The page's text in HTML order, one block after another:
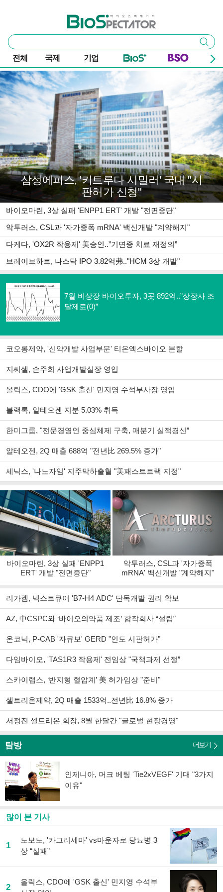
바이오스펙테이터
통
합
검
색
검색
전체 국제 기업
메인 탑뉴스
삼성에피스, '키트루다 시밀러' 국내 "시
판허가 신청"
바이오마린, 3상 실패 'ENPP1 ERT' 개발 "전면중단"
악투러스, CSL과 '자가증폭 mRNA' 백신개발 "계약해지"
다케다, 'OX2R 작용제' 美승인..”기면증 치료 재정의”
브레이브하트, 나스닥 IPO 3.82억弗.."HCM 3상 개발"
7월 비상장 바이오투자, 3곳 892억..”상장사 조
달제로(0)”
코오롱제약, '신약개발 사업부문' 티온엑스바이오 분할
지씨셀, 손주희 사업개발실장 영입
올릭스, CDO에 'GSK 출신' 민지영 수석부사장 영입
블랙록, 알테오젠 지분 5.03% 취득
한미그룹, "전문경영인 중심체제 구축, 매분기 실적경신”
알테오젠, 2Q 매출 688억 "전년比 269.5% 증가"
세닉스, '나노자임' 지주막하출혈 "美패스트트랙 지정"
바이오마린, 3상 실패 'ENPP1
ERT' 개발 "전면중단"
악투러스, CSL과 '자가증폭
mRNA' 백신개발 "계약해지"
리가켐, 넥스트큐어 'B7-H4 ADC' 단독개발 권리 확보
AZ, 中CSPC와 ‘바이오의약품 제조’ 합작회사 “설립”
온코닉, P-CAB '자큐보' GERD "인도 시판허가"
다임바이오, 'TAS1R3 작용제' 전임상 "국책과제 선정”
스카이랩스, ‘반지형 혈압계’ 美 허가임상 "준비"
셀트리온제약, 2Q 매출 1533억..전년比 16.8% 증가
서정진 셀트리온 회장, 8월 한달간 "글로벌 현장경영"
탐방 더보기
인제니아, 머크 베팅 'Tie2xVEGF' 기대 "3가지
이유"
많이 본 기사
1
노보노, '카그리세마' vs마운자로 당뇨병 3
상 “실패”
2
올릭스, CDO에 'GSK 출신' 민지영 수석부